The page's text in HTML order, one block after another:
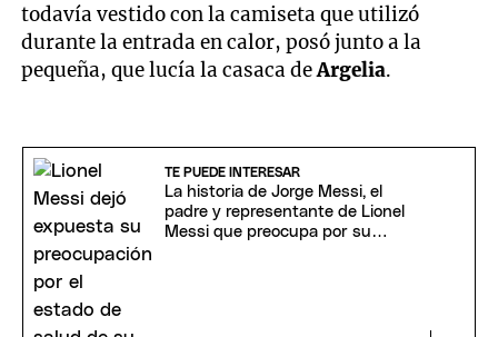
todavía vestido con la camiseta que utilizó
durante la entrada en calor, posó junto a la
pequeña, que lucía la casaca deArgelia.
TE PUEDE INTERESAR
La historia de Jorge Messi, el
padre y representante de Lionel
Messi que preocupa por su